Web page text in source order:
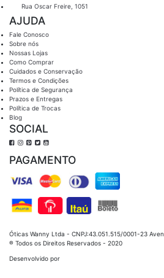
Rua Oscar Freire, 1051
AJUDA
Fale Conosco
Sobre nós
Nossas Lojas
Como Comprar
Cuidados e Conservação
Termos e Condições
Política de Segurança
Prazos e Entregas
Política de Trocas
Blog
SOCIAL
PAGAMENTO
Óticas Wanny Ltda - CNPJ:43.051.515/0001-23
® Todos os Direitos Reservados - 2020
Desenvolvido por